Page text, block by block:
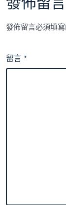
發佈留言必須填
留言*